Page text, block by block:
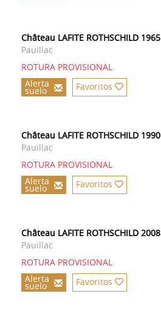
Château LAFITE ROTHSCHILD 1965
Pauillac
ROTURA PROVISIONAL
Alerta
suelo Favoritos
Château LAFITE ROTHSCHILD 1990
Pauillac
ROTURA PROVISIONAL
Alerta
suelo Favoritos
Château LAFITE ROTHSCHILD 2008
Pauillac
ROTURA PROVISIONAL
Alerta
suelo Favoritos